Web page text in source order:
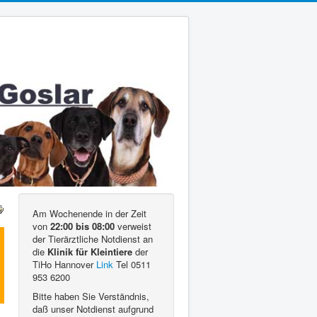
Am Wochenende in der Zeit
von 22:00 bis 08:00 verweist
der Tierärztliche Notdienst an
die Klinik für Kleintiere der
TiHo Hannover Link Tel 0511
953 6200
Bitte haben Sie Verständnis,
daß unser Notdienst aufgrund